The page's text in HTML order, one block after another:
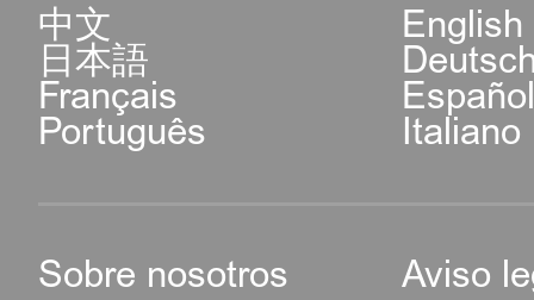
中文 English
日本語
Français
Português Italiano
Sobre nosotros Aviso